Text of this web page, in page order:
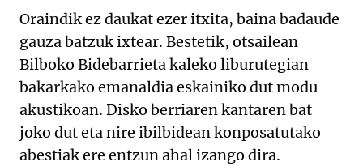
Oraindik ez daukat ezer itxita, baina badaude
gauza batzuk ixtear. Bestetik, otsailean
Bilboko Bidebarrieta kaleko liburutegian
bakarkako emanaldia eskainiko dut modu
akustikoan. Disko berriaren kantaren bat
joko dut eta nire ibilbidean konposatutako
abestiak ere entzun ahal izango dira.